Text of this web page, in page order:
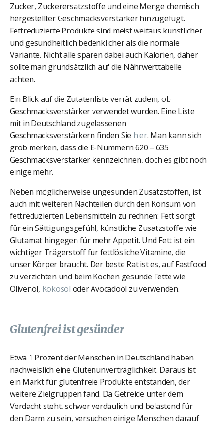
Zucker, Zuckerersatzstoffe und eine Menge chemisch
hergestellter Geschmacksverstärker hinzugefügt.
Fettreduzierte Produkte sind meist weitaus künstlicher
und gesundheitlich bedenklicher als die normale
Variante. Nicht alle sparen dabei auch Kalorien, daher
sollte man grundsätzlich auf die Nährwerttabelle
achten.
Ein Blick auf die Zutatenliste verrät zudem, ob
Geschmacksverstärker verwendet wurden. Eine Liste
mit in Deutschland zugelassenen
Geschmacksverstärkern finden Sie hier. Man kann sich
grob merken, dass die E-Nummern 620 – 635
Geschmacksverstärker kennzeichnen, doch es gibt noch
einige mehr.
Neben möglicherweise ungesunden Zusatzstoffen, ist
auch mit weiteren Nachteilen durch den Konsum von
fettreduzierten Lebensmitteln zu rechnen: Fett sorgt
für ein Sättigungsgefühl, künstliche Zusatzstoffe wie
Glutamat hingegen für mehr Appetit. Und Fett ist ein
wichtiger Trägerstoff für fettlösliche Vitamine, die
unser Körper braucht. Der beste Rat ist es, auf Fastfood
zu verzichten und beim Kochen gesunde Fette wie
Olivenöl, Kokosöl oder Avocadoöl zu verwenden.
Glutenfrei ist gesünder
Etwa 1 Prozent der Menschen in Deutschland haben
nachweislich eine Glutenunverträglichkeit. Daraus ist
ein Markt für glutenfreie Produkte entstanden, der
weitere Zielgruppen fand. Da Getreide unter dem
Verdacht steht, schwer verdaulich und belastend für
den Darm zu sein, versuchen einige Menschen darauf